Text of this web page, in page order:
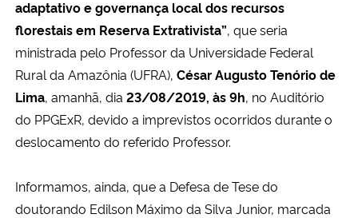
Ministério do Turismo
Ministério do Desenvolvimento Regional
Controladoria-Geral da União
Ministério da Mulher, da Família e dos Direitos Humanos
Secretaria-Geral
adaptativo e governança local dos recursos
florestais em Reserva Extrativista”, que seria
ministrada pelo Professor da Universidade Federal
Rural da Amazônia (UFRA), César Augusto Tenório de
Lima, amanhã, dia 23/08/2019, às 9h, no Auditório
do PPGExR, devido a imprevistos ocorridos durante o
deslocamento do referido Professor.
Informamos, ainda, que a Defesa de Tese do
doutorando Edilson Máximo da Silva Junior, marcada